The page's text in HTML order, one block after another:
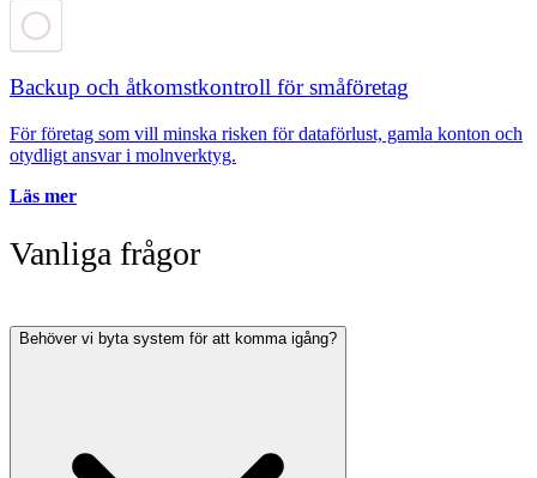
Backup och åtkomstkontroll för småföretag
För företag som vill minska risken för dataförlust, gamla konton och
otydligt ansvar i molnverktyg.
Läs mer
Vanliga frågor
Behöver vi byta system för att komma igång?